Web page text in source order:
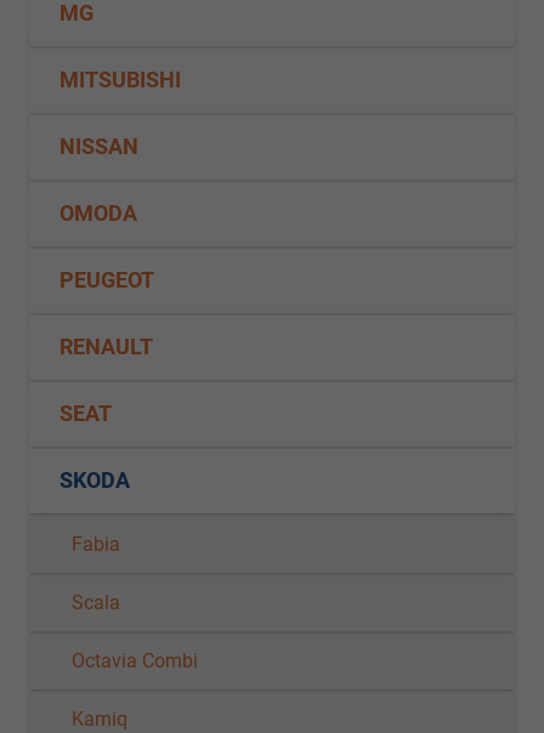
MG
MITSUBISHI
NISSAN
OMODA
PEUGEOT
RENAULT
SEAT
SKODA
Fabia
Scala
Octavia Combi
Kamiq